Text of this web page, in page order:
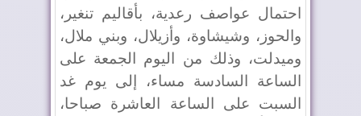
احتمال عواصف رعدية، بأقاليم تنغير،
والحوز، وشيشاوة، وأزيلال، وبني ملال،
وميدلت، وذلك من اليوم الجمعة على
الساعة السادسة مساء، إلى يوم غد
السبت على الساعة العاشرة صباحا،